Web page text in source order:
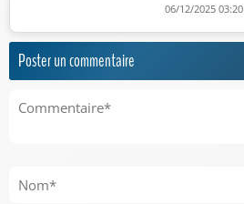
06/12/2025 03:20
Poster un commentaire